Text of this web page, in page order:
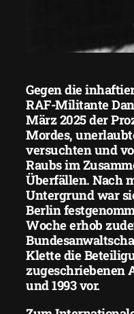
Gegen die
RAF-Militante
März 2025 der
Mordes,
versuchten und
Raubs im
Überfällen. Nach
Untergrund war
Berlin
Woche erhob
Klette die
zugeschriebenen
und 1993 vor.